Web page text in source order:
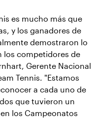
es mucho más que
y los ganadores de
demostraron lo
los competidores de
Gerente Nacional
Tennis. "Estamos
a cada uno de
que tuvieron un
los Campeonatos